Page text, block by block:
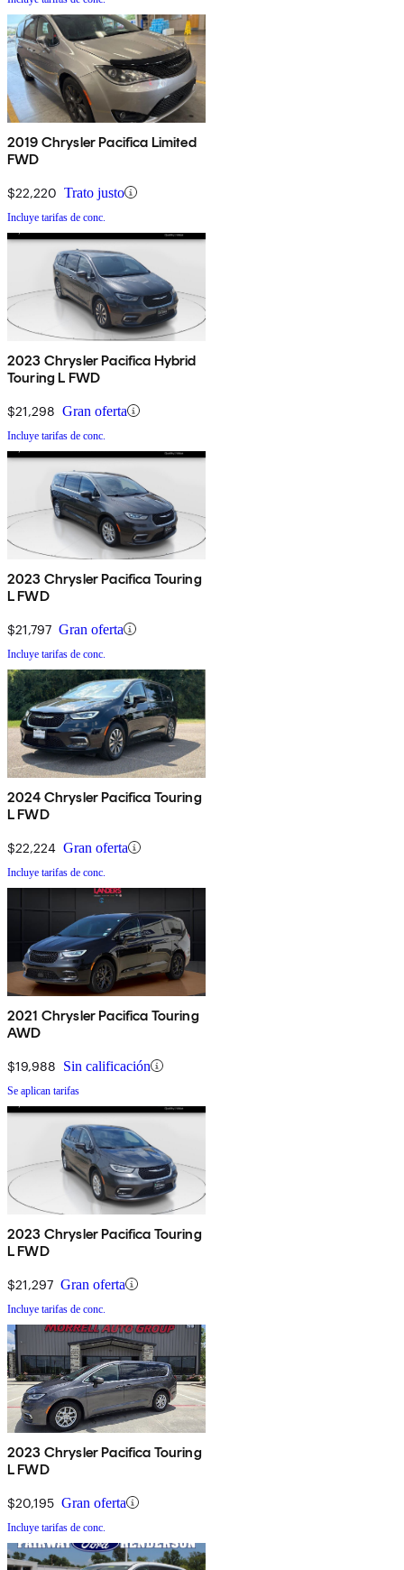
2019 Chrysler Pacifica Limited
FWD
$22,220 Trato justo
Incluye tarifas de conc.
2023 Chrysler Pacifica Hybrid
Touring L FWD
$21,298 Gran oferta
Incluye tarifas de conc.
2023 Chrysler Pacifica Touring
L FWD
$21,797 Gran oferta
Incluye tarifas de conc.
2024 Chrysler Pacifica Touring
L FWD
$22,224 Gran oferta
Incluye tarifas de conc.
2021 Chrysler Pacifica Touring
AWD
$19,988 Sin calificación
Se aplican tarifas
2023 Chrysler Pacifica Touring
L FWD
$21,297 Gran oferta
Incluye tarifas de conc.
2023 Chrysler Pacifica Touring
L FWD
$20,195 Gran oferta
Incluye tarifas de conc.